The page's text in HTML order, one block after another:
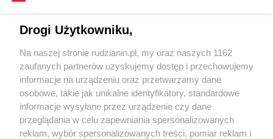
wielkie świętowanie już w najbliższy weekend
1 / 3
Wydawca mediów
Drogi Użytkowniku,
Na naszej stronie rudzianin.pl, my oraz naszych 1162
zaufanych partnerów uzyskujemy dostęp i przechowujemy
informacje na urządzeniu oraz przetwarzamy dane
osobowe, takie jak unikalne identyfikatory, standardowe
informacje wysyłane przez urządzenie czy dane
przeglądania w celu zapewniania spersonalizowanych
reklam, wybór spersonalizowanych treści, pomiar reklam i